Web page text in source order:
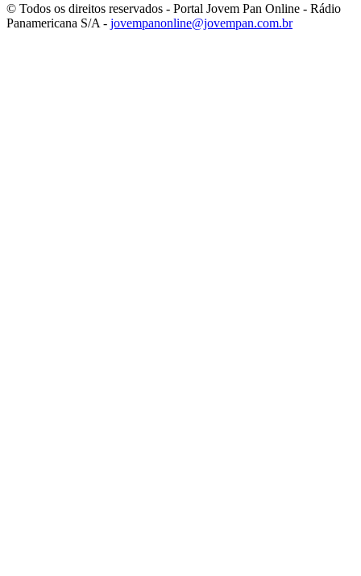
© Todos os direitos reservados - Portal Jovem Pan Online - Rádio
Panamericana S/A - jovempanonline@jovempan.com.br